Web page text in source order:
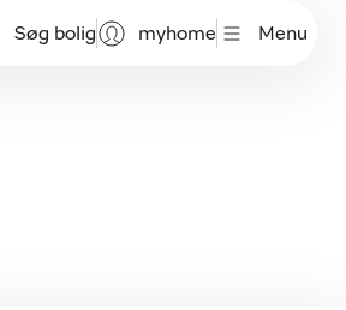
Søg bolig myhome Menu